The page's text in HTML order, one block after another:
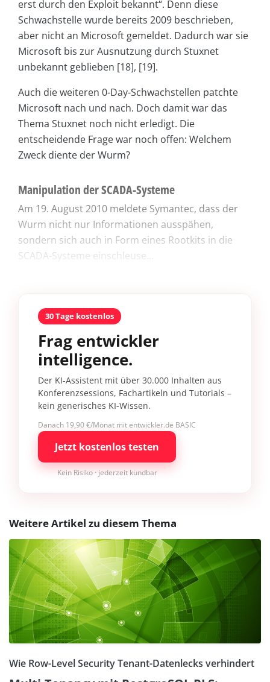
erst durch den Exploit bekannt“. Denn diese
Schwachstelle wurde bereits 2009 beschrieben,
aber nicht an Microsoft gemeldet. Dadurch war sie
Microsoft bis zur Ausnutzung durch Stuxnet
unbekannt geblieben [18], [19].
Auch die weiteren 0-Day-Schwachstellen patchte
Microsoft nach und nach. Doch damit war das
Thema Stuxnet noch nicht erledigt. Die
entscheidende Frage war noch offen: Welchem
Zweck diente der Wurm?
Manipulation der SCADA-Systeme
Am 19. August 2010 meldete Symantec, dass der
Wurm nicht nur Informationen ausspähen,
sondern sich auch in Form eines Rootkits in die
SCADA-Systeme einschleuse...
30 Tage kostenlos
Frag entwickler
intelligence.
Der KI-Assistent mit über 30.000 Inhalten aus
Konferenzsessions, Fachartikeln und Tutorials –
kein generisches KI-Wissen.
Danach 19,90 €/Monat mit entwickler.de BASIC
Jetzt kostenlos testen
Kein Risiko · jederzeit kündbar
Weitere Artikel zu diesem Thema
Wie Row-Level Security Tenant-Datenlecks verhindert